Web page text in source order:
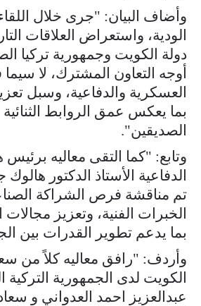
وأضاف البيان: "جرى خلال
الودية، واستعراض العلاقات
دولة الكويت وجمهورية تركيا
أوجه التعاون المشترك، لا
العسكرية والدفاعية، وسبل
بما يعكس عمق الروابط الثنائية
الصديقين".
وتابع: "كما التقى معاليه برئيس
الدفاعية الأستاذ الدكتور
تم مناقشة فرص الشراكة
الخبرات الفنية، وتعزيز مجالات
بما يدعم تطوير القدرات بين
وأردف: "رافق معاليه كلاً من
الكويت لدى الجمهورية التركية
عبدالعزيز احمد العدواني و